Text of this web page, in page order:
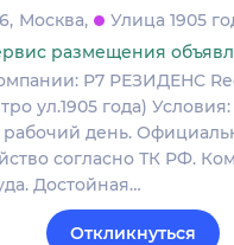
Москва
Улица 1905
размещения
Р7 РЕЗИДЕНС
ул.1905 года)
день.
согласно ТК РФ.
Достойная…
Откликнуться